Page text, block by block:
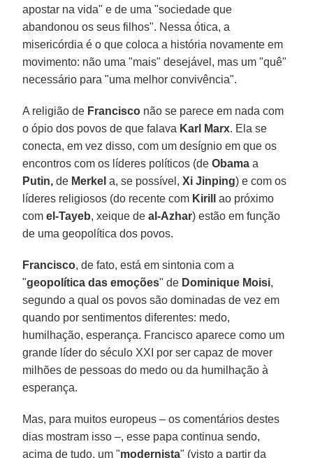
apostar na vida" e de uma "sociedade que
abandonou os seus filhos". Nessa ótica, a
misericórdia é o que coloca a história novamente em
movimento: não uma "mais" desejável, mas um "quê"
necessário para "uma melhor convivência".
A religião de Francisco não se parece em nada com
o ópio dos povos de que falava Karl Marx. Ela se
conecta, em vez disso, com um desígnio em que os
encontros com os líderes políticos (deObama a
Putin, de Merkel a, se possível,Xi Jinping) e com os
líderes religiosos (do recente com Kirill
ao próximo
comel-Tayeb, xeique deal-Azhar) estão em função
de uma geopolítica dos povos.
Francisco, de fato, está em sintonia com a
"geopolítica das emoções" de Dominique Moisi,
segundo a qual os povos são dominadas de vez em
quando por sentimentos diferentes: medo,
humilhação, esperança. Francisco aparece como um
grande líder do século XXI por ser capaz de mover
milhões de pessoas do medo ou da humilhação à
esperança.
Mas, para muitos europeus – os comentários destes
dias mostram isso –, esse papa continua sendo,
acima de tudo, um "modernista" (visto a partir da